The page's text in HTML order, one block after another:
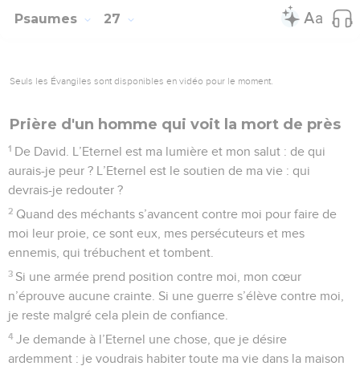
Psaumes 27
Seuls les Évangiles sont disponibles en vidéo pour le moment.
Prière d'un homme qui voit la mort de près
1 De David. L’Eternel est ma lumière et mon salut : de qui
aurais-je peur ? L’Eternel est le soutien de ma vie : qui
devrais-je redouter ?
2 Quand des méchants s’avancent contre moi pour faire de
moi leur proie, ce sont eux, mes persécuteurs et mes
ennemis, qui trébuchent et tombent.
3 Si une armée prend position contre moi, mon cœur
n’éprouve aucune crainte. Si une guerre s’élève contre moi,
je reste malgré cela plein de confiance.
4 Je demande à l’Eternel une chose, que je désire
ardemment : je voudrais habiter toute ma vie dans la maison